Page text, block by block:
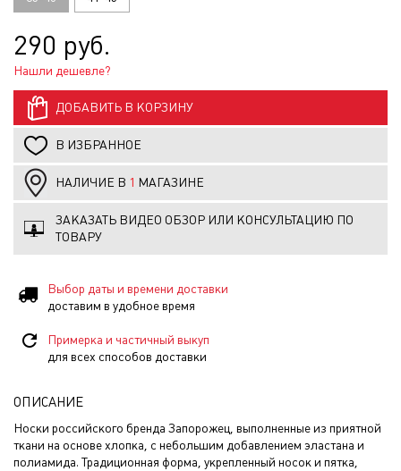
290 руб.
Нашли дешевле?
ДОБАВИТЬ В КОРЗИНУ
В ИЗБРАННОЕ
НАЛИЧИЕ В 1 МАГАЗИНЕ
ЗАКАЗАТЬ ВИДЕО ОБЗОР ИЛИ КОНСУЛЬТАЦИЮ ПО
ТОВАРУ
Выбор даты и времени доставки
доставим в удобное время
Примерка и частичный выкуп
для всех способов доставки
ОПИСАНИЕ
Носки российского бренда Запорожец, выполненные из приятной
ткани на основе хлопка, с небольшим добавлением эластана и
полиамида. Традиционная форма, укрепленный носок и пятка,